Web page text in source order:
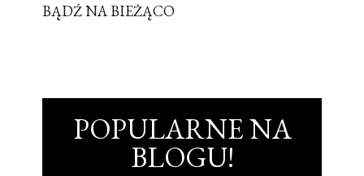
BĄDŹ NA BIEŻĄCO
POPULARNE NA
BLOGU!